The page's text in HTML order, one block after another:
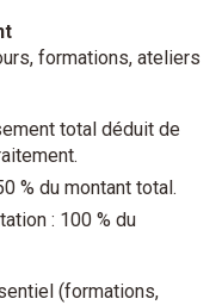
formations, ateliers
total déduit de
% du montant total.
: 100 % du
(formations,